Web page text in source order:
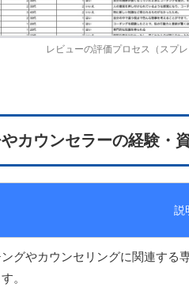
レビューの評価プロセス（スプレ
カウンセラーの経験・
説
ングやカウンセリングに関連する
。